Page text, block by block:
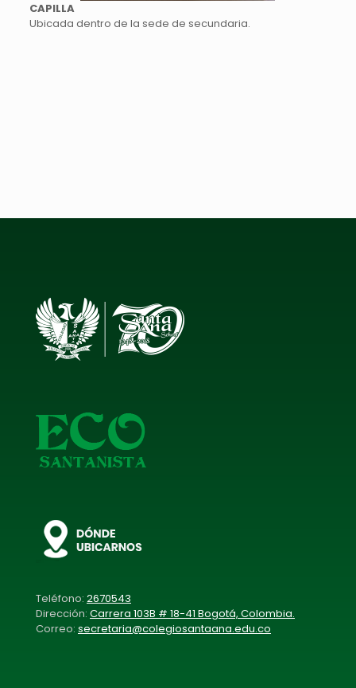
CAPILLA
Ubicada dentro de la sede de secundaria.
Teléfono: 2670543
Dirección: Carrera 103B # 18-41 Bogotá, Colombia.
Correo: secretaria@colegiosantaana.edu.co